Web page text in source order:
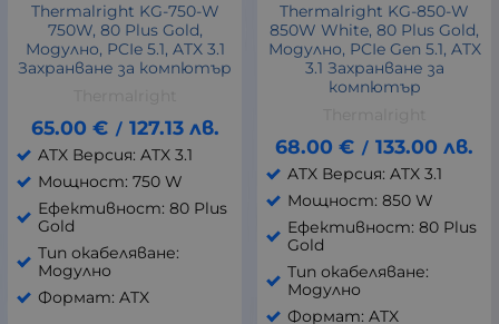
Thermalright KG-750-W
750W, 80 Plus Gold,
Модулно, PCIe 5.1, ATX 3.1
Захранване за компютър
65.00 € / 127.13 лв.
ATX Версия: ATX 3.1
Мощност: 750 W
Ефективност: 80 Plus
Gold
Тип окабеляване:
Модулно
Формат: ATX
Thermalright KG-850-W
850W White, 80 Plus Gold,
Модулно, PCIe Gen 5.1, ATX
3.1 Захранване за
компютър
68.00 € / 133.00 лв.
ATX Версия: ATX 3.1
Мощност: 850 W
Ефективност: 80 Plus
Gold
Тип окабеляване:
Модулно
Формат: ATX